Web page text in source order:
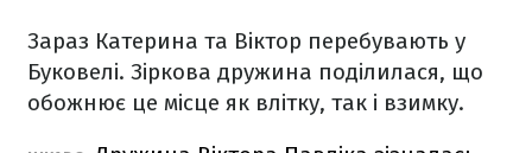
Зараз Катерина та Віктор перебувають у
Буковелі. Зіркова дружина поділилася, що
обожнює це місце як влітку, так і взимку.